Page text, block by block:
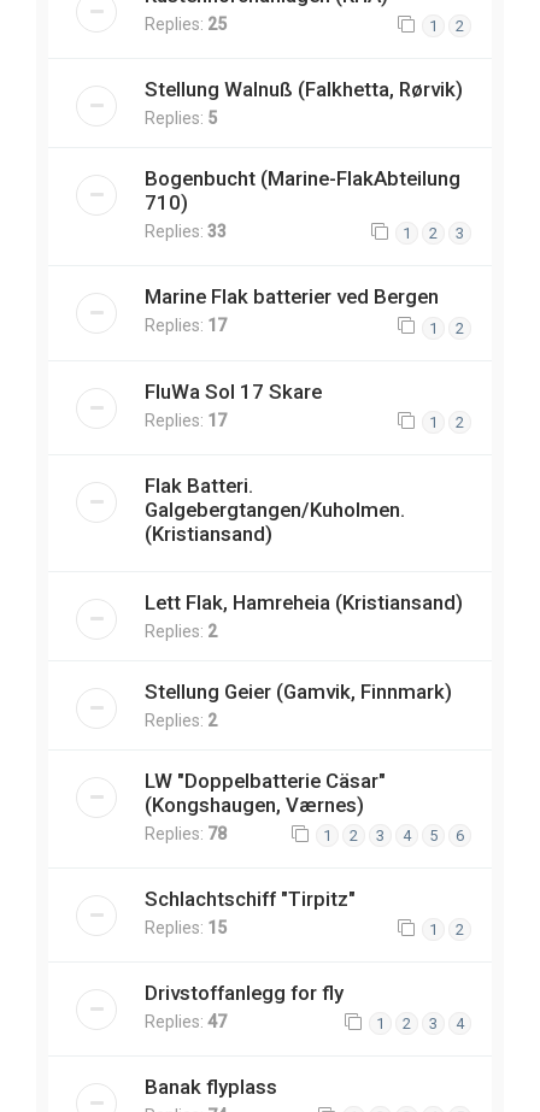
Replies: 25 1 2
Stellung Walnuß (Falkhetta, Rørvik)
Replies: 5
Bogenbucht (Marine-FlakAbteilung
710)
Replies: 33 1 2 3
Marine Flak batterier ved Bergen
Replies: 17 1 2
FluWa Sol 17 Skare
Replies: 17 1 2
Flak Batteri.
Galgebergtangen/Kuholmen.
(Kristiansand)
Lett Flak, Hamreheia (Kristiansand)
Replies: 2
Stellung Geier (Gamvik, Finnmark)
Replies: 2
LW "Doppelbatterie Cäsar"
(Kongshaugen, Værnes)
Replies: 78 1 2 3 4 5 6
Schlachtschiff "Tirpitz"
Replies: 15 1 2
Drivstoffanlegg for fly
Replies: 47 1 2 3 4
Banak flyplass